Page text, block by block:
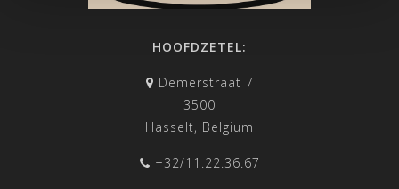
HOOFDZETEL:
Demerstraat 7
3500
Hasselt, Belgium
+32/11.22.36.67